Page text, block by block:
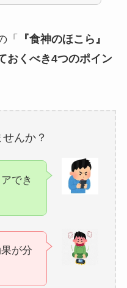
「
『食神のほこら』
おくべき4つのポイン
んか？
でき
が分